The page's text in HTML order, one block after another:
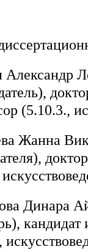
Александр
(5.10.3.,
Жанна
Динара
кандидат